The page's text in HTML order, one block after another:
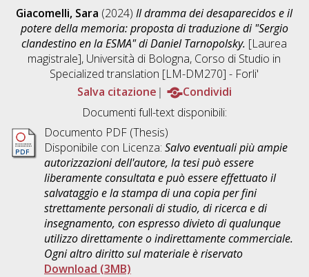
Giacomelli, Sara (2024)Il dramma dei desaparecidos e il
potere della memoria: proposta di traduzione di "Sergio
clandestino en la ESMA" di Daniel Tarnopolsky. [Laurea
magistrale], Università di Bologna, Corso di Studio in
Specialized translation [LM-DM270] - Forli'
Salva citazione
Condividi
Documenti full-text disponibili:
Documento PDF (Thesis)
Disponibile con Licenza: Salvo eventuali più ampie
autorizzazioni dell'autore, la tesi può essere
liberamente consultata e può essere effettuato il
salvataggio e la stampa di una copia per fini
strettamente personali di studio, di ricerca e di
insegnamento, con espresso divieto di qualunque
utilizzo direttamente o indirettamente commerciale.
Ogni altro diritto sul materiale è riservato
Download (3MB)